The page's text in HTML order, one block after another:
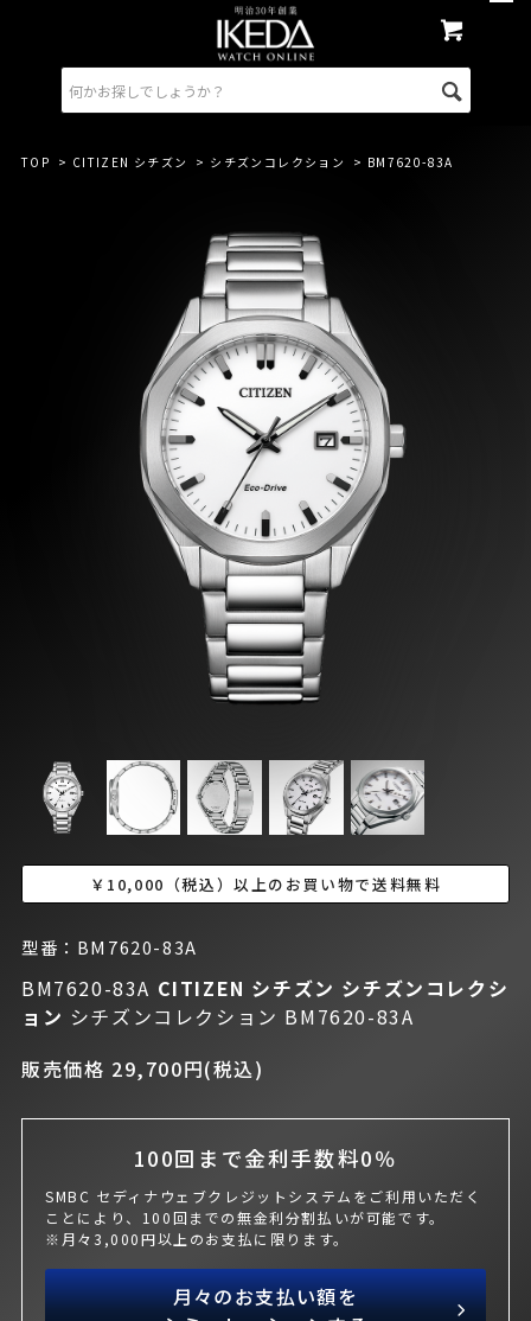
TOP > CITIZEN シチズン > シチズンコレクション > BM7620-83A
￥10,000（税込）以上のお買い物で送料無料
型番：BM7620-83A
BM7620-83A CITIZEN シチズン シチズンコレクシ
ョン シチズンコレクション BM7620-83A
販売価格 29,700円(税込)
100回まで金利手数料0％
SMBC セディナウェブクレジットシステムをご利用いただく
ことにより、100回までの無金利分割払いが可能です。
※月々3,000円以上のお支払に限ります。
月々のお支払い額を